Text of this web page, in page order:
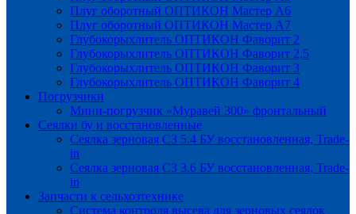
Плуг оборотный ОПТИКОН Мастер А6
Плуг оборотный ОПТИКОН Мастер А7
Глубокорыхлитель ОПТИКОН Фаворит 2
Глубокорыхлитель ОПТИКОН Фаворит 2,5
Глубокорыхлитель ОПТИКОН Фаворит 3
Глубокорыхлитель ОПТИКОН Фаворит 4
Погрузчики
Мини-погрузчик «Муравей 300» фронтальный
Сеялки бу и восстановленные
Сеялка зерновая СЗ 5.4 БУ восстановленная, Trade-
in
Сеялка зерновая СЗ 3.6 БУ восстановленная, Trade-
in
Запчасти к сельхозтехнике
Система контроля высева для зерновых сеялок